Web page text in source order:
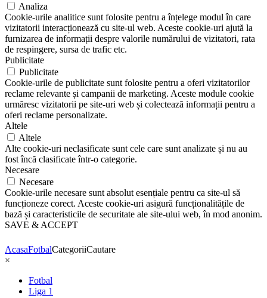
Analiza
Cookie-urile analitice sunt folosite pentru a înțelege modul în care
vizitatorii interacționează cu site-ul web. Aceste cookie-uri ajută la
furnizarea de informații despre valorile numărului de vizitatori, rata
de respingere, sursa de trafic etc.
Publicitate
Publicitate
Cookie-urile de publicitate sunt folosite pentru a oferi vizitatorilor
reclame relevante și campanii de marketing. Aceste module cookie
urmăresc vizitatorii pe site-uri web și colectează informații pentru a
oferi reclame personalizate.
Altele
Altele
Alte cookie-uri neclasificate sunt cele care sunt analizate și nu au
fost încă clasificate într-o categorie.
Necesare
Necesare
Cookie-urile necesare sunt absolut esențiale pentru ca site-ul să
funcționeze corect. Aceste cookie-uri asigură funcționalitățile de
bază și caracteristicile de securitate ale site-ului web, în mod anonim.
SAVE & ACCEPT
AcasaFotbalCategoriiCautare
×
Fotbal
Liga 1